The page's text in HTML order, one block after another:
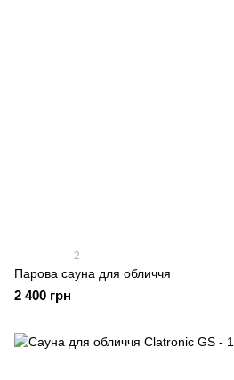
2
Парова сауна для обличчя
2 400 грн